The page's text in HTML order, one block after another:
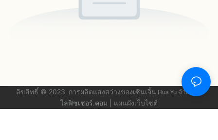
ลิขสิทธิ์ © 2023 การผลิตแสงสว่างของเซินเจิ้น Hua Yu จำกัด.
ไลฟิชเชอร์.คอม
แผนผังเว็บไซต์